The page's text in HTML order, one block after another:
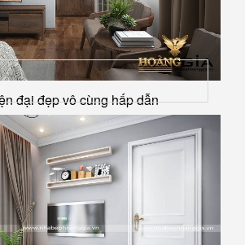
đại đẹp vô cùng hấp dẫn